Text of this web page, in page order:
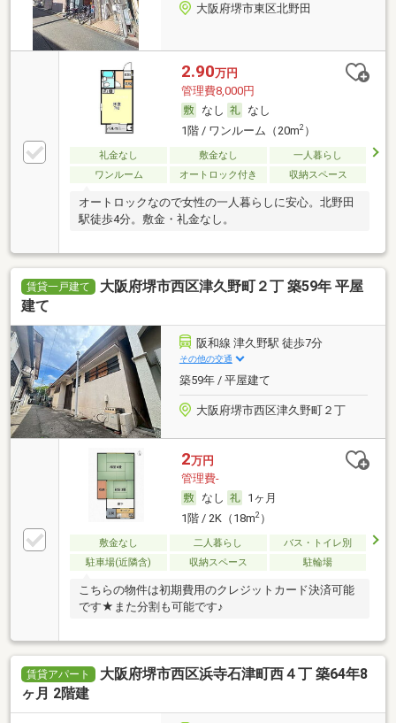
大阪府堺市東区北野田
2.90万円
管理費8,000円
なし
なし
1階 / ワンルーム（20m2）
礼金なし 敷金なし
一人暮らし
ワンルーム
オートロック付き 収納スペース
オートロックなので女性の一人暮らしに安心。北野田
駅徒歩4分。敷金・礼金なし。
賃貸一戸建て
大阪府堺市西区津久野町２丁 築59年 平屋
建て
阪和線 津久野駅 徒歩7分
その他の交通
築59年 / 平屋建て
大阪府堺市西区津久野町２丁
2万円
管理費-
なし
1ヶ月
1階 / 2K（18m2）
敷金なし 二人暮らし
バス・トイレ別
駐車場(近隣含)
収納スペース 駐輪場
こちらの物件は初期費用のクレジットカード決済可能
です★また分割も可能です♪
賃貸アパート
大阪府堺市西区浜寺石津町西４丁 築64年8
ヶ月 2階建